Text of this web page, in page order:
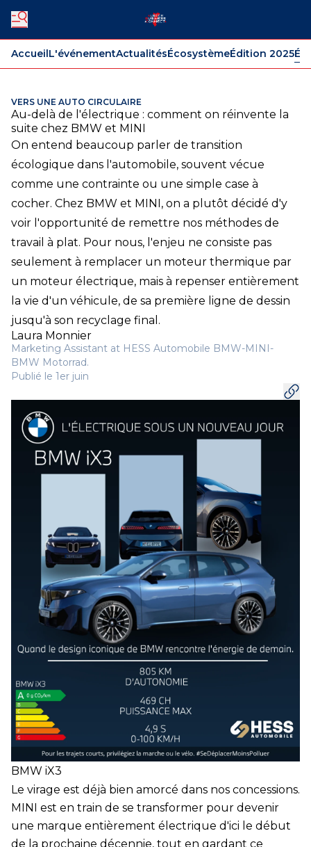
AccueilL'événementActualitésÉcosystèmeÉdition 2025
VERS UNE AUTO CIRCULAIRE
Au-delà de l'électrique : comment on réinvente la
suite chez BMW et MINI
On entend beaucoup parler de transition
écologique dans l'automobile, souvent vécue
comme une contrainte ou une simple case à
cocher. Chez BMW et MINI, on a plutôt décidé d'y
voir l'opportunité de remettre nos méthodes de
travail à plat. Pour nous, l'enjeu ne consiste pas
seulement à remplacer un moteur thermique par
un moteur électrique, mais à repenser entièrement
la vie d'un véhicule, de sa première ligne de dessin
jusqu'à son recyclage final.
Laura Monnier
Marketing Assistant at HESS Automobile BMW-MINI-
BMW Motorrad.
Publié le 1er juin
BMW iX3
Le virage est déjà bien amorcé dans nos concessions.
MINI est en train de se transformer pour devenir
une marque entièrement électrique d'ici le début
de la prochaine décennie, tout en gardant ce